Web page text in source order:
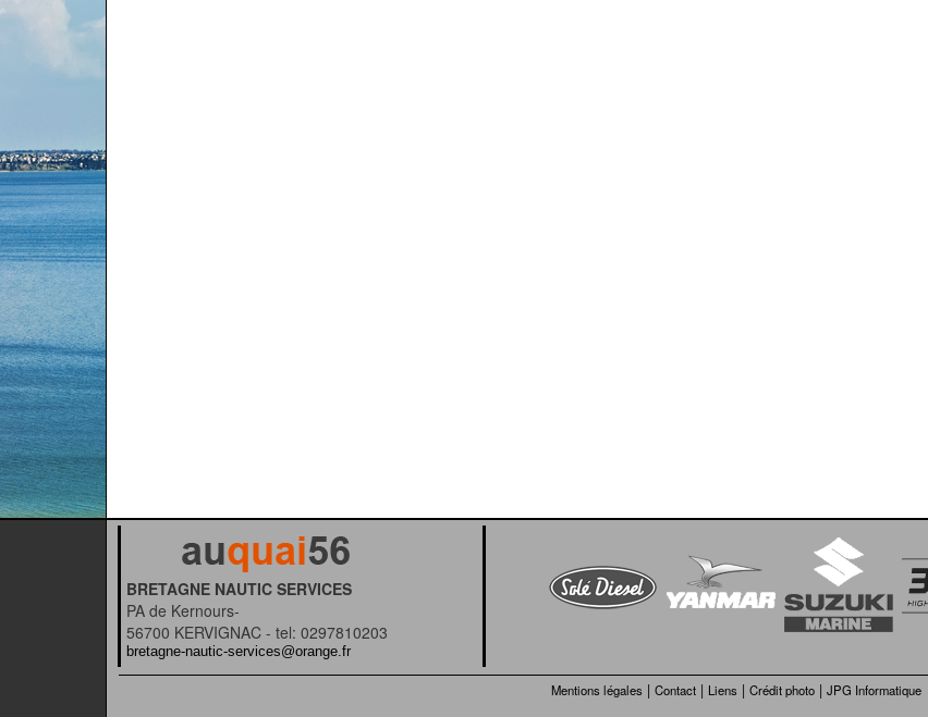
BRETAGNE NAUTIC SERVICES
PA de Kernours-
56700 KERVIGNAC - tel: 0297810203
bretagne-nautic-services@orange.fr
Mentions légales | Contact | Liens | Crédit photo | JPG Informatique